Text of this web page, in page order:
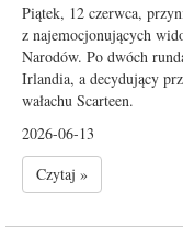
Piątek, 12 czerwca,
z najemocjonujących
Narodów. Po dwóch
Irlandia, a decydujący
wałachu Scarteen.
2026-06-13
Czytaj »